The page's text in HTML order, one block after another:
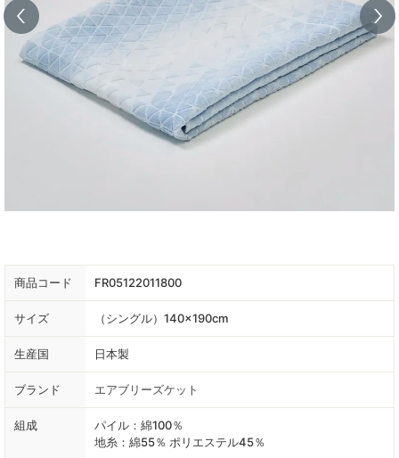
商品コード FR05122011800
サイズ （シングル）140×190cm
生産国 日本製
ブランド エアブリーズケット
組成
パイル：綿100％
地糸：綿55％ ポリエステル45％